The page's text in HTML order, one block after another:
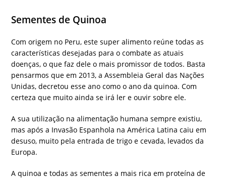
Sementes de Quinoa
Com origem no Peru, este super alimento reúne todas as
características desejadas para o combate as atuais
doenças, o que faz dele o mais promissor de todos. Basta
pensarmos que em 2013, a Assembleia Geral das Nações
Unidas, decretou esse ano como o ano da quinoa. Com
certeza que muito ainda se irá ler e ouvir sobre ele.
A sua utilização na alimentação humana sempre existiu,
mas após a Invasão Espanhola na América Latina caiu em
desuso, muito pela entrada de trigo e cevada, levados da
Europa.
A quinoa e todas as sementes a mais rica em proteína de